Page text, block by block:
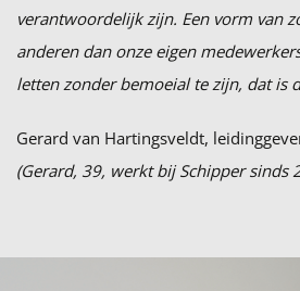
verantwoordelijk zijn. Een vorm van
anderen dan onze eigen
letten zonder bemoeial te zijn, dat is
Gerard van Hartingsveldt,
(Gerard, 39, werkt bij Schipper sinds